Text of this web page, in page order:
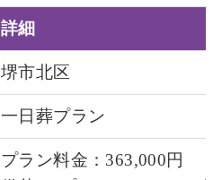
詳細
堺市北区
一日葬プラン
プラン料金：363,000円